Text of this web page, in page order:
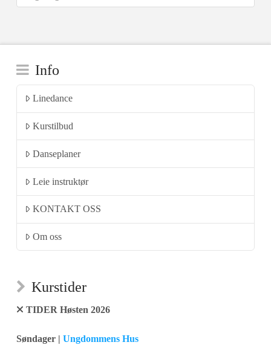
Info
Linedance
Kurstilbud
Danseplaner
Leie instruktør
KONTAKT OSS
Om oss
Kurstider
TIDER Høsten 2026
Søndager | Ungdommens Hus